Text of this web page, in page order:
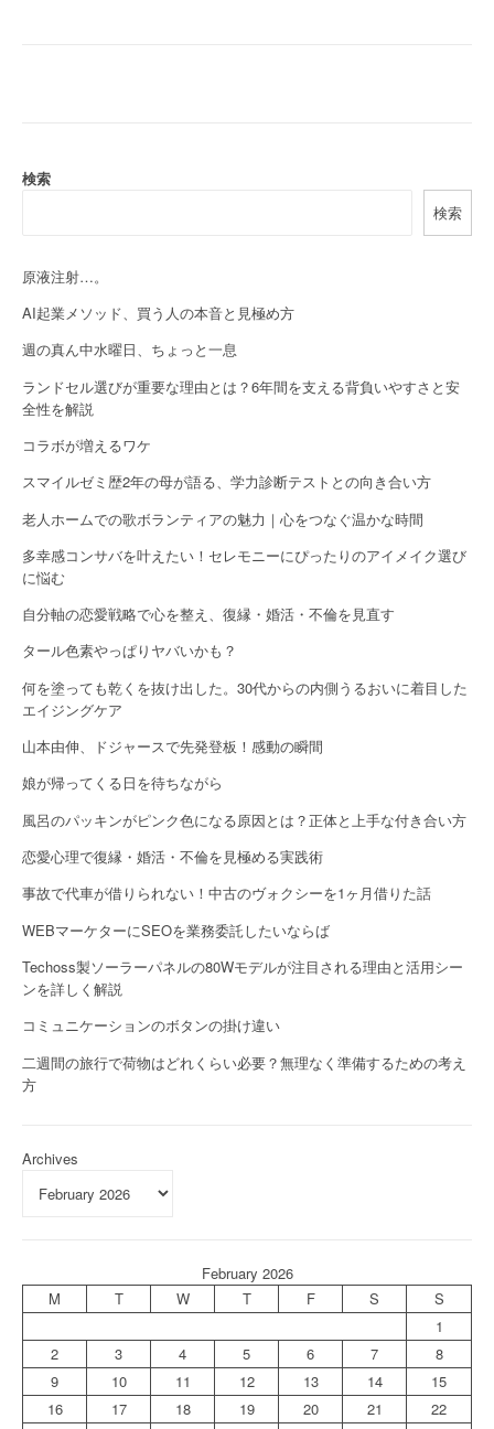
検索
検索
原液注射…。
AI起業メソッド、買う人の本音と見極め方
週の真ん中水曜日、ちょっと一息
ランドセル選びが重要な理由とは？6年間を支える背負いやすさと安
全性を解説
コラボが増えるワケ
スマイルゼミ歴2年の母が語る、学力診断テストとの向き合い方
老人ホームでの歌ボランティアの魅力｜心をつなぐ温かな時間
多幸感コンサバを叶えたい！セレモニーにぴったりのアイメイク選び
に悩む
自分軸の恋愛戦略で心を整え、復縁・婚活・不倫を見直す
タール色素やっぱりヤバいかも？
何を塗っても乾くを抜け出した。30代からの内側うるおいに着目した
エイジングケア
山本由伸、ドジャースで先発登板！感動の瞬間
娘が帰ってくる日を待ちながら
風呂のパッキンがピンク色になる原因とは？正体と上手な付き合い方
恋愛心理で復縁・婚活・不倫を見極める実践術
事故で代車が借りられない！中古のヴォクシーを1ヶ月借りた話
WEBマーケターにSEOを業務委託したいならば
Techoss製ソーラーパネルの80Wモデルが注目される理由と活用シー
ンを詳しく解説
コミュニケーションのボタンの掛け違い
二週間の旅行で荷物はどれくらい必要？無理なく準備するための考え
方
Archives
February 2026
M
T W T F S
S
1
2
3 4 5 6 7
8
9
10 11 12 13 14
15
16
17 18 19 20 21
22